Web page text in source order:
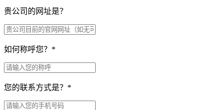
贵公司的网址是？
如何称呼您？ *
您的联系方式是？ *